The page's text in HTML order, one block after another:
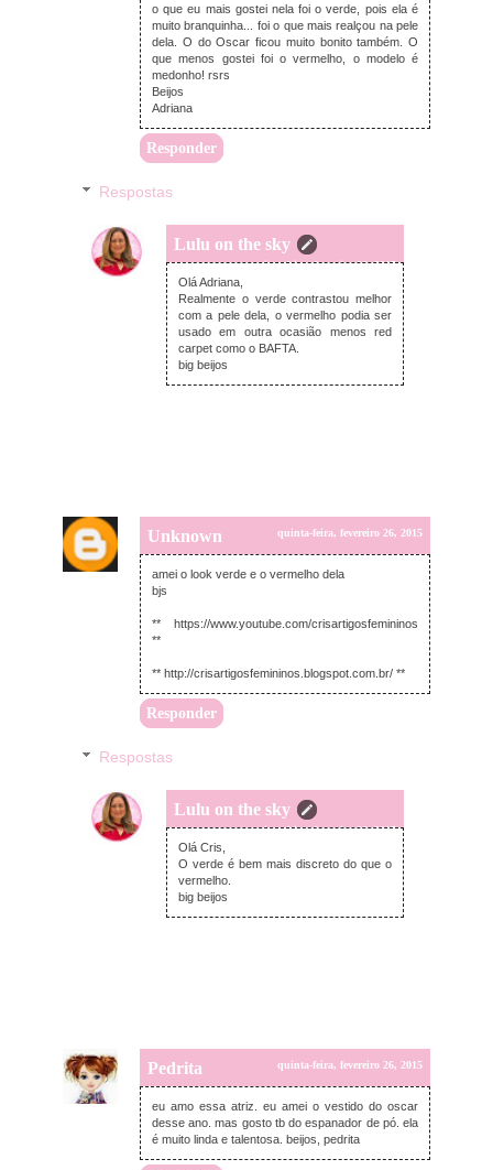
o que eu mais gostei nela foi o verde, pois ela é
muito branquinha... foi o que mais realçou na pele
dela. O do Oscar ficou muito bonito também. O
que menos gostei foi o vermelho, o modelo é
medonho! rsrs
Beijos
Adriana
Responder
Respostas
Lulu on the sky
quinta-feira, fevereiro 26, 2015
Olá Adriana,
Realmente o verde contrastou melhor
com a pele dela, o vermelho podia ser
usado em outra ocasião menos red
carpet como o BAFTA.
big beijos
Unknown quinta-feira, fevereiro 26, 2015
amei o look verde e o vermelho dela
bjs
** https://www.youtube.com/crisartigosfemininos
**
** http://crisartigosfemininos.blogspot.com.br/ **
Responder
Respostas
Lulu on the sky
quinta-feira, fevereiro 26, 2015
Olá Cris,
O verde é bem mais discreto do que o
vermelho.
big beijos
Pedrita quinta-feira, fevereiro 26, 2015
eu amo essa atriz. eu amei o vestido do oscar
desse ano. mas gosto tb do espanador de pó. ela
é muito linda e talentosa. beijos, pedrita